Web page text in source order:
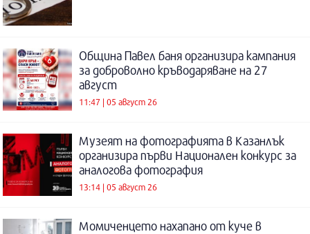
Община Павел баня организира кампания
за доброволно кръводаряване на 27
август
11:47 | 05 август 26
Музеят на фотографията в Казанлък
организира първи Национален конкурс за
аналогова фотография
13:14 | 05 август 26
Момиченцето нахапано от куче в